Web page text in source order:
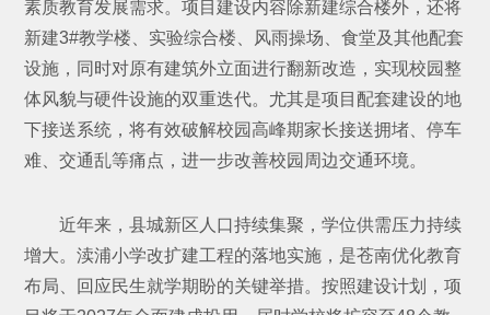
素质教育发展需求。项目建设内容除新建综合楼外，还将
新建3#教学楼、实验综合楼、风雨操场、食堂及其他配套
设施，同时对原有建筑外立面进行翻新改造，实现校园整
体风貌与硬件设施的双重迭代。尤其是项目配套建设的地
下接送系统，将有效破解校园高峰期家长接送拥堵、停车
难、交通乱等痛点，进一步改善校园周边交通环境。
近年来，县城新区人口持续集聚，学位供需压力持续
增大。渎浦小学改扩建工程的落地实施，是苍南优化教育
布局、回应民生就学期盼的关键举措。按照建设计划，项